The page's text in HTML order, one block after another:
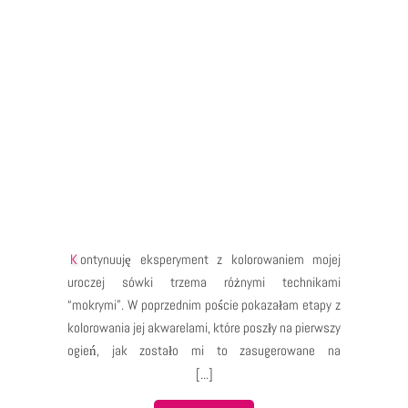
Kontynuuję eksperyment z kolorowaniem mojej
uroczej sówki trzema różnymi technikami
“mokrymi”. W poprzednim poście pokazałam etapy z
kolorowania jej akwarelami, które poszły na pierwszy
ogień, jak zostało mi to zasugerowane na
Facebooku. Ponieważ do wersji markerowej
potrzebuję kilku dodatkowych kolorów (na szczęście